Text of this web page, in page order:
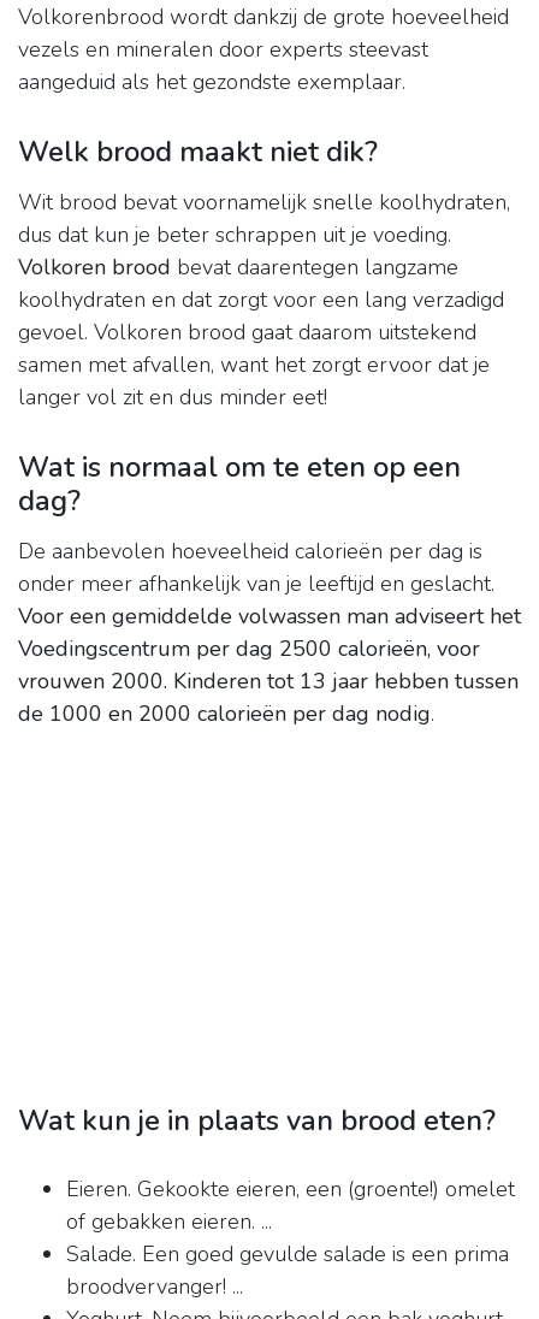
Volkorenbrood wordt dankzij de grote hoeveelheid
vezels en mineralen door experts steevast
aangeduid als het gezondste exemplaar.
Welk brood maakt niet dik?
Wit brood bevat voornamelijk snelle koolhydraten,
dus dat kun je beter schrappen uit je voeding.
Volkoren brood bevat daarentegen langzame
koolhydraten en dat zorgt voor een lang verzadigd
gevoel. Volkoren brood gaat daarom uitstekend
samen met afvallen, want het zorgt ervoor dat je
langer vol zit en dus minder eet!
Wat is normaal om te eten op een
dag?
De aanbevolen hoeveelheid calorieën per dag is
onder meer afhankelijk van je leeftijd en geslacht.
Voor een gemiddelde volwassen man adviseert het
Voedingscentrum per dag 2500 calorieën, voor
vrouwen 2000. Kinderen tot 13 jaar hebben tussen
de 1000 en 2000 calorieën per dag nodig.
Wat kun je in plaats van brood eten?
Eieren. Gekookte eieren, een (groente!) omelet
of gebakken eieren. ...
Salade. Een goed gevulde salade is een prima
broodvervanger! ...